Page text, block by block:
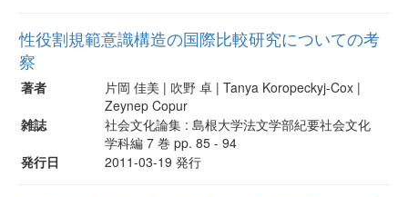
性役割規範意識構造の国際比較研究についての考
察
著者
片岡 佳美 | 吹野 卓 | Tanya Koropeckyj-Cox |
Zeynep Copur
雑誌
社会文化論集 : 島根大学法文学部紀要社会文化
学科編 7 巻 pp. 85 - 94
発行日
2011-03-19 発行